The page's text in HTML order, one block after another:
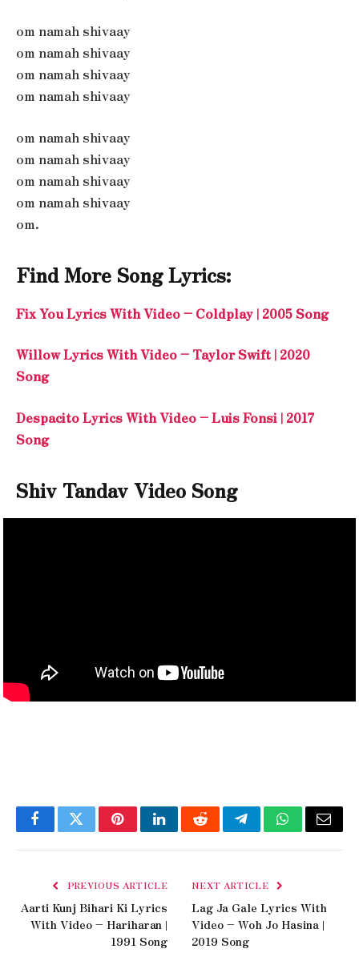
om namah shivaay
om namah shivaay
om namah shivaay
om namah shivaay
om namah shivaay
om namah shivaay
om namah shivaay
om namah shivaay
om.
Find More Song Lyrics:
Fix You Lyrics With Video – Coldplay | 2005 Song
Willow Lyrics With Video – Taylor Swift | 2020
Song
Despacito Lyrics With Video – Luis Fonsi | 2017
Song
Shiv Tandav Video Song
FacebookTwitterPinterestLinkedInRedditTelegramWhatsApp
Email
PREVIOUS ARTICLE
Aarti Kunj Bihari Ki Lyrics
With Video – Hariharan |
1991 Song
NEXT ARTICLE
Lag Ja Gale Lyrics With
Video – Woh Jo Hasina |
2019 Song